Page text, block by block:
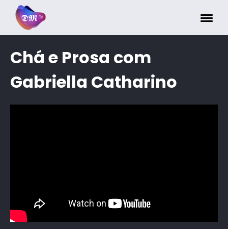
Chá e Prosa com
Gabriella Catharino
Painel de Gerenciamento de Cookies